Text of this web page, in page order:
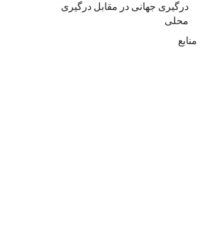
درگیری جهانی در مقابل درگیری
محلی
منابع